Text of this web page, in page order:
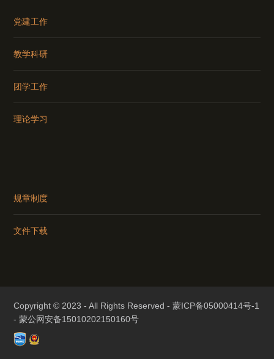
党建工作
教学科研
团学工作
理论学习
规章制度
文件下载
Copyright © 2023 - All Rights Reserved -蒙ICP备05000414号-1
-蒙公网安备15010202150160号